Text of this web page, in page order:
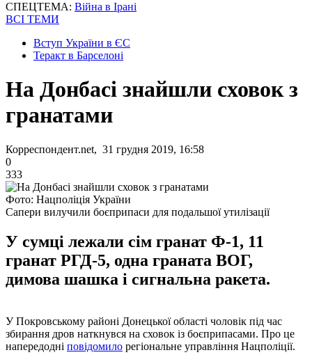
СПЕЦТЕМА: Війна в Ірані
ВСІ ТЕМИ
Вступ України в ЄС
Теракт в Барселоні
На Донбасі знайшли сховок з
гранатами
Корреспондент.net, 31 грудня 2019, 16:58
0
333
Фото: Нацполіція України
Сапери вилучили боєприпаси для подальшої утилізації
У сумці лежали сім гранат Ф-1, 11
гранат РГД-5, одна граната ВОГ,
димова шашка і сигнальна ракета.
У Покровському районі Донецької області чоловік під час
збирання дров наткнувся на сховок із боєприпасами. Про це
напередодні повідомило регіональне управління Нацполіції.